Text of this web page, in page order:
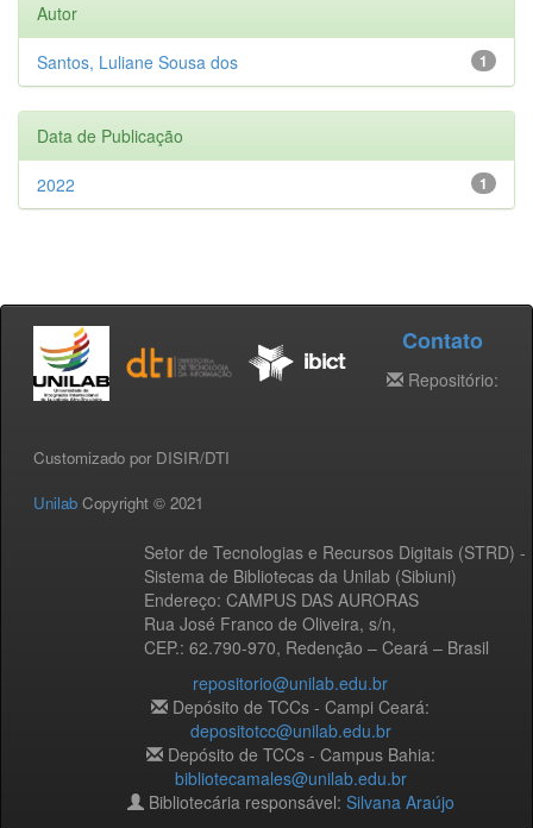
Autor
1
Santos, Luliane Sousa dos
Data de Publicação
1
2022
Customizado por DISIR/DTI
Unilab Copyright © 2021
Setor de Tecnologias e Recursos Digitais (STRD) -
Sistema de Bibliotecas da Unilab (Sibiuni)
Endereço: CAMPUS DAS AURORAS
Rua José Franco de Oliveira, s/n,
CEP.: 62.790-970, Redenção – Ceará – Brasil
Contato
Repositório:
repositorio@unilab.edu.br
Depósito de TCCs - Campi Ceará:
depositotcc@unilab.edu.br
Depósito de TCCs - Campus Bahia:
bibliotecamales@unilab.edu.br
Bibliotecária responsável: Silvana Araújo